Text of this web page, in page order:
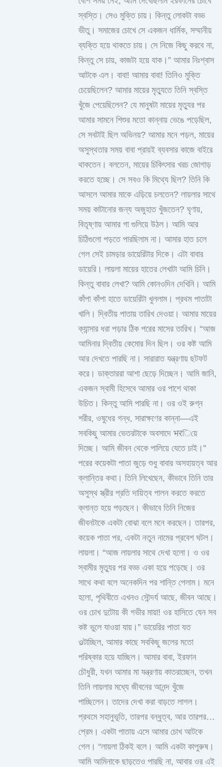
স্বস্তি। সেও মুক্তি চায়। কিন্তু লোকটা বড্ড
ভীতু। সমাজের চোখে সে একজন ধার্মিক, সম্মানীয়
ব্যক্তি হয়ে থাকতে চায়। সে নিজে কিছু করবে না,
কিন্তু সে চায়, কাজটা হয়ে যাক।” আমার নিঃশ্বাস
আটকে এল। বাবা! আমার বাবা! তিনিও মুক্তি
চেয়েছিলেন? আমার মায়ের মৃত্যুতে তিনি স্বস্তি
খুঁজে পেয়েছিলেন? যে মানুষটা মায়ের মৃত্যুর পর
আমার সামনে শিশুর মতো কান্নায় ভেঙে পড়েছিল,
সে সবটাই ছিল অভিনয়? আমার মনে পড়ল, মায়ের
অসুস্থতার সময় বাবা প্রায়ই ব্যবসার কাজে বাইরে
থাকতেন। বলতেন, মায়ের চিকিৎসার খরচ জোগাড়
করতে হচ্ছে। সে সবও কি মিথ্যে ছিল? তিনি কি
আসলে আমার মাকে এড়িয়ে চলতেন? লায়লার সাথে
সময় কাটানোর জন্য অজুহাত খুঁজতেন? ঘৃণায়,
বিতৃষ্ণায় আমার গা গুলিয়ে উঠল। আমি আর
চিঠিগুলো পড়তে পারছিলাম না। আমার হাত চলে
গেল সেই চামড়ার ডায়েরিটার দিকে। এটা বাবার
ডায়েরি। লায়লা মায়ের হাতের লেখাটা আমি চিনি।
কিন্তু বাবার লেখা? আমি কোনওদিন দেখিনি। আমি
কাঁপা কাঁপা হাতে ডায়েরিটা খুললাম। প্রথম পাতাটা
খালি। দ্বিতীয় পাতায় তারিখ দেওয়া। আমার মায়ের
ক্যান্সার ধরা পড়ার ঠিক পরের মাসের তারিখ। “আজ
আমিনার দ্বিতীয় কেমোর দিন ছিল। ওর কষ্ট আমি
আর দেখতে পারছি না। সারারাত যন্ত্রণায় ছটফট
করে। ডাক্তাররা আশা ছেড়ে দিচ্ছেন। আমি জানি,
একজন স্বামী হিসেবে আমার ওর পাশে থাকা
উচিত। কিন্তু আমি পারছি না। ওর ওই রুগ্ন
শরীর, ওষুধের গন্ধ, সারাক্ষণের কান্না—এই
সবকিছু আমার ভেতরটাকে অবসাদে भरিয়ে
দিচ্ছে। আমি জীবন থেকে পালিয়ে যেতে চাই।”
পরের কয়েকটা পাতা জুড়ে শুধু বাবার অসহায়ত্ব আর
ক্লান্তির কথা। তিনি লিখেছেন, কীভাবে তিনি তার
অসুস্থ স্ত্রীর প্রতি দায়িত্ব পালন করতে করতে
ক্লান্ত হয়ে পড়ছেন। কীভাবে তিনি নিজের
জীবনটাকে একটা বোঝা বলে মনে করছেন। তারপর,
কয়েক পাতা পর, একটা নতুন নামের প্রবেশ ঘটল।
লায়লা। “আজ লায়লার সাথে দেখা হলো। ও ওর
স্বামীর মৃত্যুর পর বড্ড একা হয়ে পড়েছে। ওর
সাথে কথা বলে অনেকদিন পর শান্তি পেলাম। মনে
হলো, পৃথিবীতে এখনও সৌন্দর্য আছে, জীবন আছে।
ওর চোখ দুটোয় কী গভীর মায়া! ওর হাসিতে যেন সব
কষ্ট ভুলে যাওয়া যায়।” ডায়েরির পাতা যত
ওল্টাচ্ছিল, আমার কাছে সবকিছু জলের মতো
পরিষ্কার হয়ে যাচ্ছিল। আমার বাবা, ইরফান
চৌধুরী, যখন আমার মা যন্ত্রণায় কাতরাচ্ছেন, তখন
তিনি লায়লার মধ্যে জীবনের আনন্দ খুঁজে
পাচ্ছিলেন। তাদের দেখা করা বাড়তে লাগল।
প্রথমে সহানুভূতি, তারপর বন্ধুত্ব, আর তারপর…
প্রেম। একটা পাতায় এসে আমার চোখ আটকে
গেল। “লায়লা ঠিকই বলে। আমি একটা কাপুরুষ।
আমি আমিনাকে ছাড়তেও পারছি না, আবার ওর এই